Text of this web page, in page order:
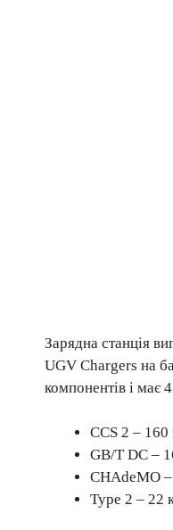
Зарядна станція
UGV Chargers на
компонентів і має
CCS 2 – 160
GB/T DC –
CHAdeMO
Type 2 – 22